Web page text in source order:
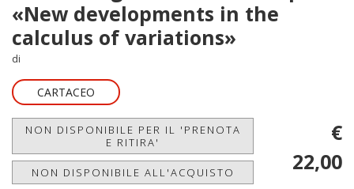
«New developments in the
calculus of variations»
di
CARTACEO
NON DISPONIBILE PER IL 'PRENOTA
E RITIRA'
NON DISPONIBILE ALL'ACQUISTO
€
22,00